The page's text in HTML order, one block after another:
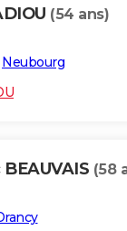
(54 ans)
Neubourg
(58